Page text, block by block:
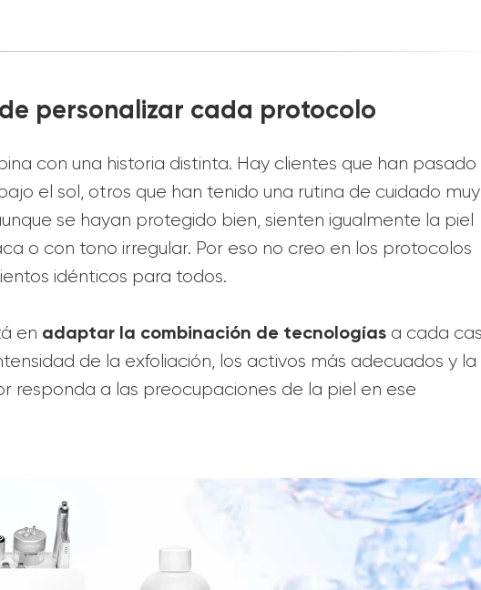
personalizar cada protocolo
con una historia distinta. Hay clientes que han pasado
el sol, otros que han tenido una rutina de cuidado muy
se hayan protegido bien, sienten igualmente la piel
o con tono irregular. Por eso no creo en los protocolos
idénticos para todos.
en adaptar la combinación de tecnologías a cada
de la exfoliación, los activos más adecuados y la
responda a las preocupaciones de la piel en ese